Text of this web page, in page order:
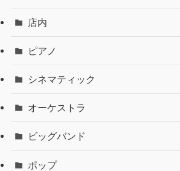
店内
ピアノ
シネマティック
オーケストラ
ビッグバンド
ポップ